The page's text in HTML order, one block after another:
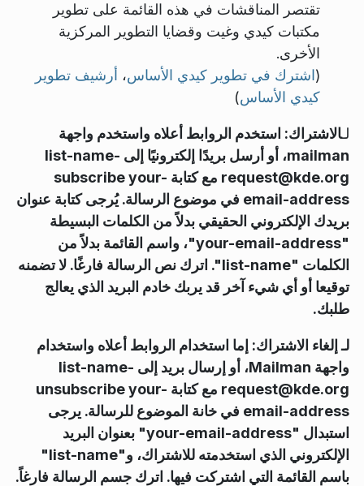
تقتصر المناقشات في هذه القائمة على تطوير
مكتبات كيدي وغيت وقضايا التطوير المركزية
الأخرى.
(اشترك في تطوير كيدي الأساس، أرشيف تطوير
كيدي الأساس)
لـالاشتراك: استخدم الروابط أعلاه واستخدم واجهة
mailman، أو أرسل بريدًا إلكترونيًا إلى
list-name-
request@kde.org مع كتابة
subscribe your-
email-address في موضوع الرسالة. يُرجى كتابة عنوان
بريدك الإلكتروني الحقيقي بدلاً من الكلمات البسيطة
"
your-email-address"، واسم القائمة بدلاً من
الكلمات "list-name". اترك نص الرسالة فارغًا. لا تضمنه
توقيعا أو أي شيء آخر قد يربك خادم البريد الذي يعالج
طلبك.
لـ إلغاء الاشتراك: إما استخدام الروابط أعلاه واستخدام
واجهة Mailman، أو إرسال بريد إلى
list-name-
request@kde.org مع كتابة
unsubscribe your-
email-address في خانة الموضوع للرسالة. يرجى
استبدال "your-email-address" بعنوان البريد
الإلكتروني الذي استخدمته للاشتراك، و"list-name
"
باسم القائمة التي اشتركت فيها. اترك جسم الرسالة فارغاً.